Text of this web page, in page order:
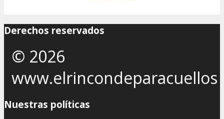
Derechos reservados
© 2026
www.elrincondeparacuellos
Nuestras políticas